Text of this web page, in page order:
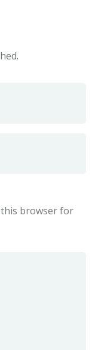
this browser for